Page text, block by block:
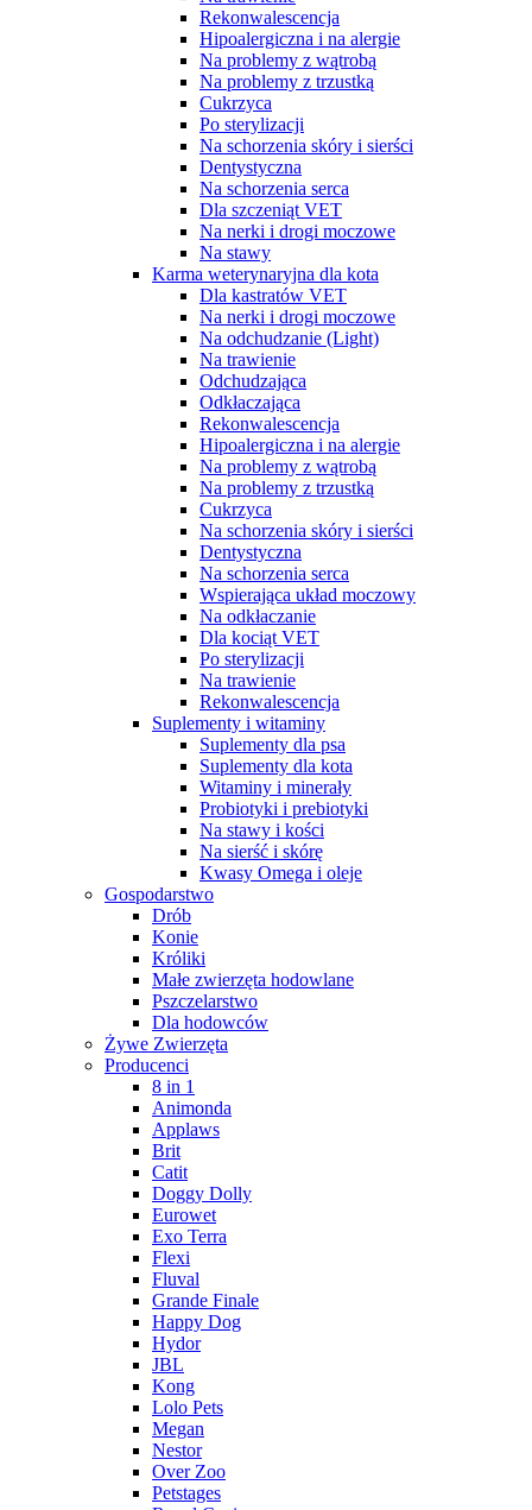
Rekonwalescencja
Hipoalergiczna i na alergie
Na problemy z wątrobą
Na problemy z trzustką
Cukrzyca
Po sterylizacji
Na schorzenia skóry i sierści
Dentystyczna
Na schorzenia serca
Dla szczeniąt VET
Na nerki i drogi moczowe
Na stawy
Karma weterynaryjna dla kota
Dla kastratów VET
Na nerki i drogi moczowe
Na odchudzanie (Light)
Na trawienie
Odchudzająca
Odkłaczająca
Rekonwalescencja
Hipoalergiczna i na alergie
Na problemy z wątrobą
Na problemy z trzustką
Cukrzyca
Na schorzenia skóry i sierści
Dentystyczna
Na schorzenia serca
Wspierająca układ moczowy
Na odkłaczanie
Dla kociąt VET
Po sterylizacji
Na trawienie
Rekonwalescencja
Suplementy i witaminy
Suplementy dla psa
Suplementy dla kota
Witaminy i minerały
Probiotyki i prebiotyki
Na stawy i kości
Na sierść i skórę
Kwasy Omega i oleje
Gospodarstwo
Drób
Konie
Króliki
Małe zwierzęta hodowlane
Pszczelarstwo
Dla hodowców
Żywe Zwierzęta
Producenci
8 in 1
Animonda
Applaws
Brit
Catit
Doggy Dolly
Eurowet
Exo Terra
Flexi
Fluval
Grande Finale
Happy Dog
Hydor
JBL
Kong
Lolo Pets
Megan
Nestor
Over Zoo
Petstages